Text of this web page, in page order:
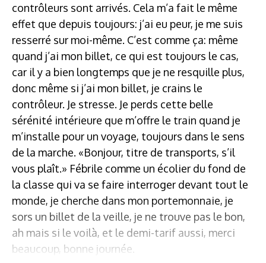
contrôleurs sont arrivés. Cela m’a fait le même
effet que depuis toujours: j’ai eu peur, je me suis
resserré sur moi-même. C’est comme ça: même
quand j’ai mon billet, ce qui est toujours le cas,
car il y a bien longtemps que je ne resquille plus,
donc même si j’ai mon billet, je crains le
contrôleur. Je stresse. Je perds cette belle
sérénité intérieure que m’offre le train quand je
m’installe pour un voyage, toujours dans le sens
de la marche. «Bonjour, titre de transports, s’il
vous plaît.» Fébrile comme un écolier du fond de
la classe qui va se faire interroger devant tout le
monde, je cherche dans mon portemonnaie, je
sors un billet de la veille, je ne trouve pas le bon,
ah mais si le voilà, et le demi-tarif aussi, merci
beaucoup, bonne journée.